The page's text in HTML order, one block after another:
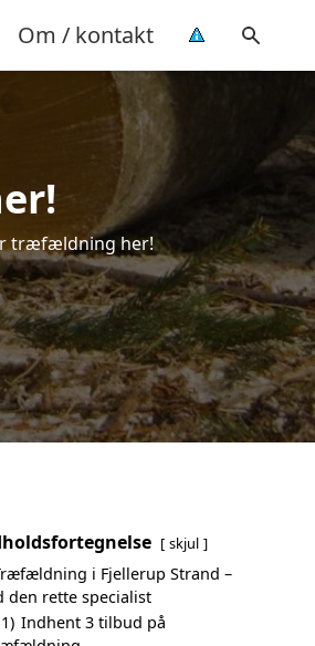
Om / kontakt
træfældning her!
skjul
i Fjellerup Strand –
den rette specialist
Indhent 3 tilbud på